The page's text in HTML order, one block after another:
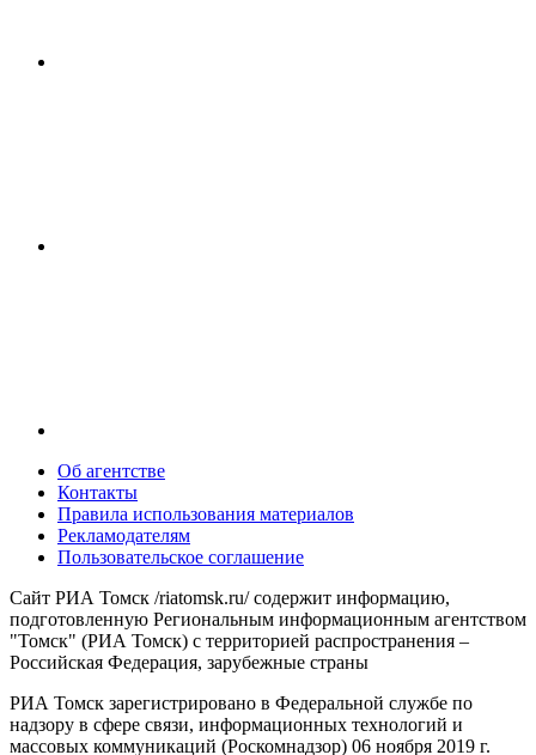
Об агентстве
Контакты
Правила использования материалов
Рекламодателям
Пользовательское соглашение
Сайт РИА Томск /riatomsk.ru/ содержит информацию,
подготовленную Региональным информационным агентством
"Томск" (РИА Томск) с территорией распространения –
Российская Федерация, зарубежные страны
РИА Томск зарегистрировано в Федеральной службе по
надзору в сфере связи, информационных технологий и
массовых коммуникаций (Роскомнадзор) 06 ноября 2019 г.